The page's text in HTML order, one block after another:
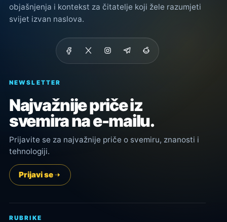
objašnjenja i kontekst za čitatelje koji žele razumjeti
svijet izvan naslova.
NEWSLETTER
Najvažnije priče iz
svemira na e-mailu.
Prijavite se za najvažnije priče o svemiru, znanosti i
tehnologiji.
Prijavi se
RUBRIKE